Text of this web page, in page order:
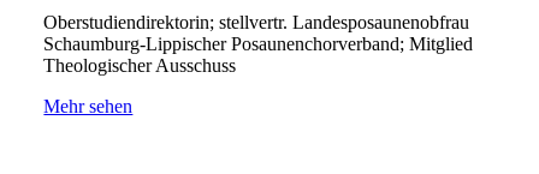
Oberstudiendirektorin; stellvertr. Landesposaunenobfrau
Schaumburg-Lippischer Posaunenchorverband; Mitglied
Theologischer Ausschuss
Mehr sehen